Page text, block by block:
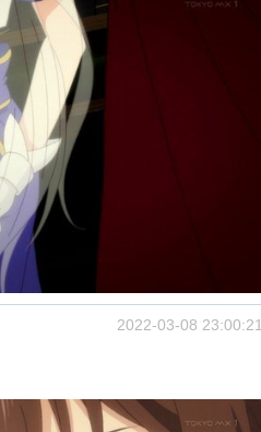
2022-03-08 23:00:21